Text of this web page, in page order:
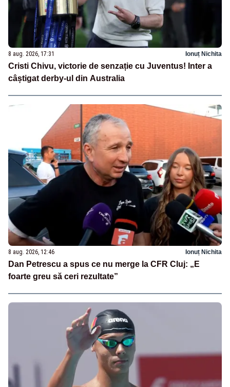
8 aug. 2026, 17:31 Ionuț Nichita
Cristi Chivu, victorie de senzație cu Juventus! Inter a
câștigat derby-ul din Australia
8 aug. 2026, 12:46 Ionuț Nichita
Dan Petrescu a spus ce nu merge la CFR Cluj: „E
foarte greu să ceri rezultate”